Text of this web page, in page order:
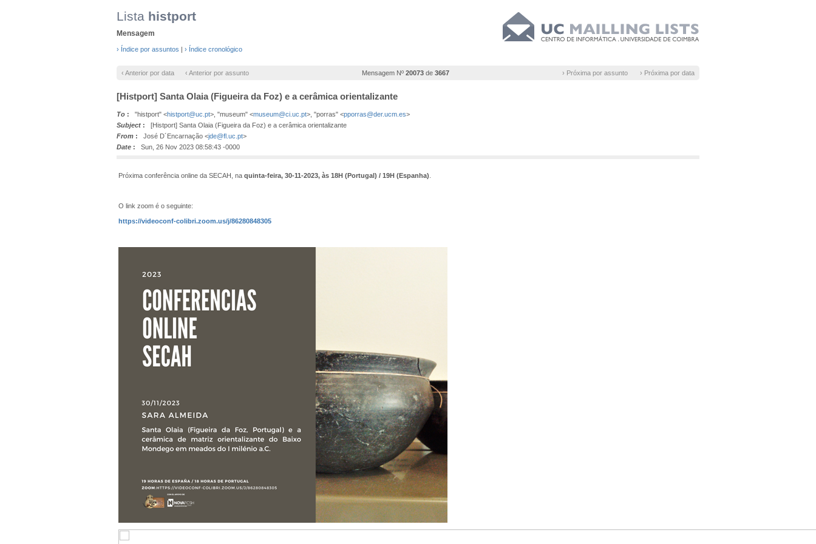
Lista histport
Mensagem
› Índice por assuntos | › Índice cronológico
‹ Anterior por data ‹ Anterior por assunto Mensagem Nº 20073 de 3667 › Próxima por assunto › Próxima por data
[Histport] Santa Olaia (Figueira da Foz) e a cerâmica orientalizante
To : "histport" <histport@uc.pt>, "museum" <museum@ci.uc.pt>, "porras" <pporras@der.ucm.es>
Subject : [Histport] Santa Olaia (Figueira da Foz) e a cerâmica orientalizante
From : José D´Encarnação <jde@fl.uc.pt>
Date : Sun, 26 Nov 2023 08:58:43 -0000
Próxima conferência online da SECAH, na quinta-feira, 30-11-2023, às 18H (Portugal) / 19H (Espanha)
O link zoom é o seguinte:
https://videoconf-colibri.zoom.us/j/86280848305